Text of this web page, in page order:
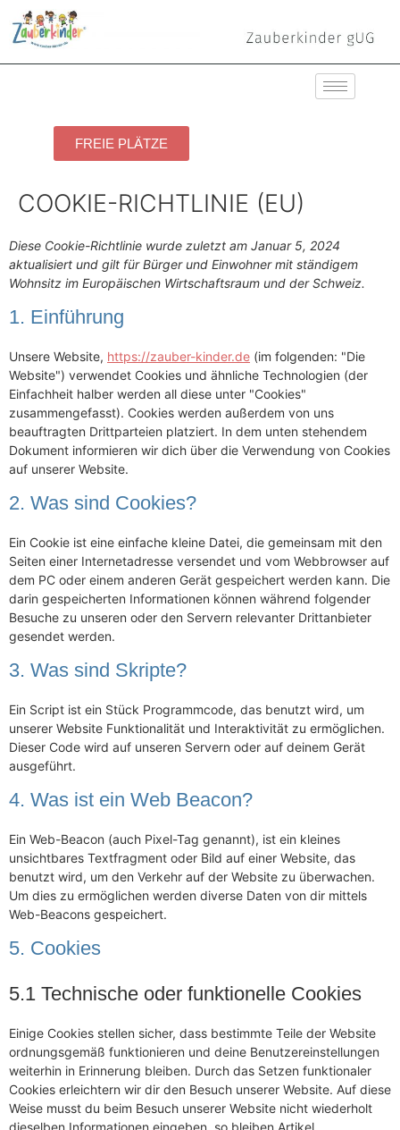
FREIE PLÄTZE
COOKIE-RICHTLINIE (EU)
Diese Cookie-Richtlinie wurde zuletzt am Januar 5, 2024
aktualisiert und gilt für Bürger und Einwohner mit ständigem
Wohnsitz im Europäischen Wirtschaftsraum und der Schweiz.
1. Einführung
Unsere Website, https://zauber-kinder.de (im folgenden: "Die
Website") verwendet Cookies und ähnliche Technologien (der
Einfachheit halber werden all diese unter "Cookies"
zusammengefasst). Cookies werden außerdem von uns
beauftragten Drittparteien platziert. In dem unten stehendem
Dokument informieren wir dich über die Verwendung von Cookies
auf unserer Website.
2. Was sind Cookies?
Ein Cookie ist eine einfache kleine Datei, die gemeinsam mit den
Seiten einer Internetadresse versendet und vom Webbrowser auf
dem PC oder einem anderen Gerät gespeichert werden kann. Die
darin gespeicherten Informationen können während folgender
Besuche zu unseren oder den Servern relevanter Drittanbieter
gesendet werden.
3. Was sind Skripte?
Ein Script ist ein Stück Programmcode, das benutzt wird, um
unserer Website Funktionalität und Interaktivität zu ermöglichen.
Dieser Code wird auf unseren Servern oder auf deinem Gerät
ausgeführt.
4. Was ist ein Web Beacon?
Ein Web-Beacon (auch Pixel-Tag genannt), ist ein kleines
unsichtbares Textfragment oder Bild auf einer Website, das
benutzt wird, um den Verkehr auf der Website zu überwachen.
Um dies zu ermöglichen werden diverse Daten von dir mittels
Web-Beacons gespeichert.
5. Cookies
5.1 Technische oder funktionelle Cookies
Einige Cookies stellen sicher, dass bestimmte Teile der Website
ordnungsgemäß funktionieren und deine Benutzereinstellungen
weiterhin in Erinnerung bleiben. Durch das Setzen funktionaler
Cookies erleichtern wir dir den Besuch unserer Website. Auf diese
Weise musst du beim Besuch unserer Website nicht wiederholt